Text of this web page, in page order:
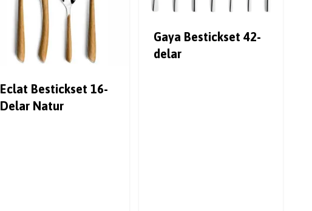
Eclat Bestickset 16-
Delar Natur
Gaya Bestickset 42-
delar